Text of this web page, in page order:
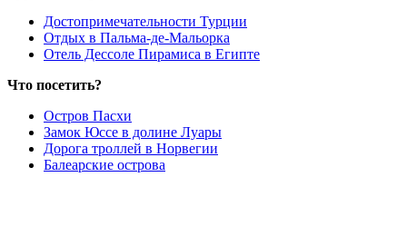
Достопримечательности Турции
Отдых в Пальма-де-Мальорка
Отель Дессоле Пирамиса в Египте
Что посетить?
Остров Пасхи
Замок Юссе в долине Луары
Дорога троллей в Норвегии
Балеарские острова